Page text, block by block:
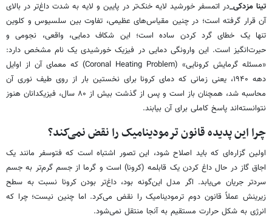
تینا مزدکی_در اتمسفر خورشید لایه خنک‌تر در پایین و لایه به شدت داغ‌تر در بالای
آن قرار گرفته است؛ در چنین مقیاس‌های عظیمی، تفاوت بین سلسیوس و کلوین
تنها یک خطای گرد کردن ساده است؛ این شکاف دمایی، واقعی، نجومی و
حیرت‌انگیز است. این وارونگی دمایی در فیزیک خورشیدی یک نام مشخص دارد:
«مسئله گرمایش کرونایی» (Coronal Heating Problem) که معمای آن از اوایل
دهه ۱۹۴۰، یعنی زمانی که دمای کرونا برای نخستین بار از روی طیف نوری آن
محاسبه شد، همچنان باز است و پس از گذشت بیش از ۸۰ سال، فیزیکدانان هنوز
نتوانسته‌اند پاسخ کاملی برای آن بیابند.
چرا این پدیده قانون ترمودینامیک را نقض نمی‌کند؟
اولین گزاره‌ای که باید اصلاح شود، این تصور اشتباه است که فتوسفر مانند یک
اجاق گاز در حال داغ کردن یک قابلمه (کرونا) است و گرما از جسم گرم‌تر به جسم
سردتر جریان می‌یابد. اگر مدل این‌گونه بود، داغ‌تر بودن کرونا نسبت به سطح
زیرینش عملاً قانون دوم ترمودینامیک را نقض می‌کرد. اما چنین نیست؛ چرا که
انرژی به شکل حرارت مستقیم به آنجا منتقل نمی‌شود.